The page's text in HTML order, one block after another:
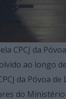
CPCJ da
ao longo
da Póvoa
do